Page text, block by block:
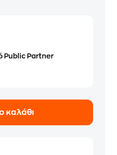
Public Partner
καλάθι